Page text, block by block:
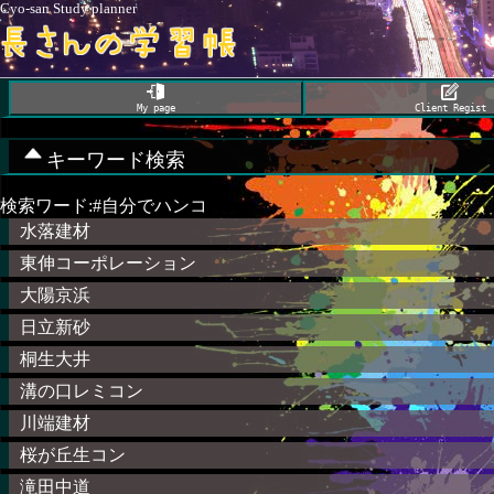
Cyo-san Study planner
My page Client Regist
キーワード検索
検索ワード:#自分でハンコ
水落建材
東伸コーポレーション
大陽京浜
日立新砂
桐生大井
溝の口レミコン
川端建材
桜が丘生コン
滝田中道